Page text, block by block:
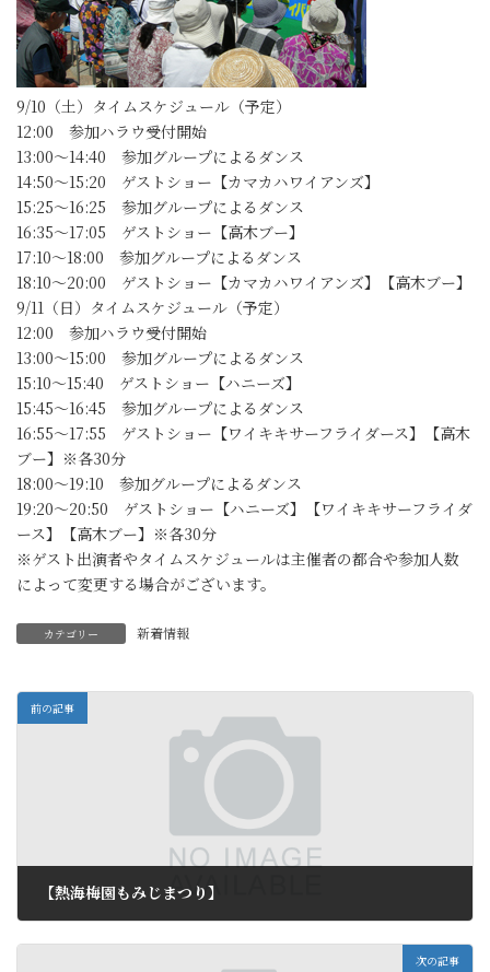
9/10（土）タイムスケジュール（予定）
12:00 参加ハラウ受付開始
13:00～14:40 参加グループによるダンス
14:50～15:20 ゲストショー【カマカハワイアンズ】
15:25～16:25 参加グループによるダンス
16:35～17:05 ゲストショー【高木ブー】
17:10～18:00 参加グループによるダンス
18:10～20:00 ゲストショー【カマカハワイアンズ】【高木ブー】
9/11（日）タイムスケジュール（予定）
12:00 参加ハラウ受付開始
13:00～15:00 参加グループによるダンス
15:10～15:40 ゲストショー【ハニーズ】
15:45～16:45 参加グループによるダンス
16:55～17:55 ゲストショー【ワイキキサーフライダース】【高木
ブー】※各30分
18:00～19:10 参加グループによるダンス
19:20～20:50 ゲストショー【ハニーズ】【ワイキキサーフライダ
ース】【高木ブー】※各30分
※ゲスト出演者やタイムスケジュールは主催者の都合や参加人数
によって変更する場合がございます。
カテゴリー 新着情報
前の記事
【熱海梅園もみじまつり】
次の記事